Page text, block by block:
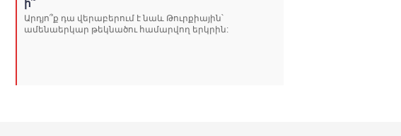
ի՞
Արդյո՞ք դա վերաբերում է նաև Թուրքիային՝
ամենաերկար թեկնածու համարվող երկրին: